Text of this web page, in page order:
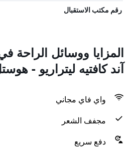
رقم مكتب الاستقبال
المزايا ووسائل الراحة
آند كافتيه ليتراريو -
واي فاي مجاني
مجفف الشعر
دفع سريع